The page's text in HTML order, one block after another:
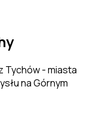
Tychów - miasta
na Górnym